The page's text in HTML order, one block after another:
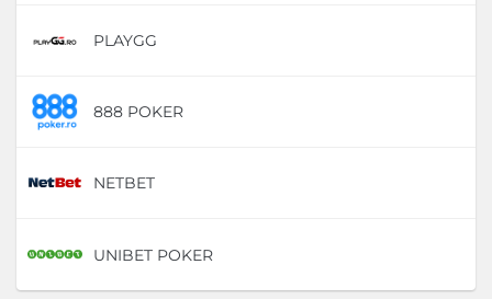
PLAYGG
888 POKER
NETBET
UNIBET POKER